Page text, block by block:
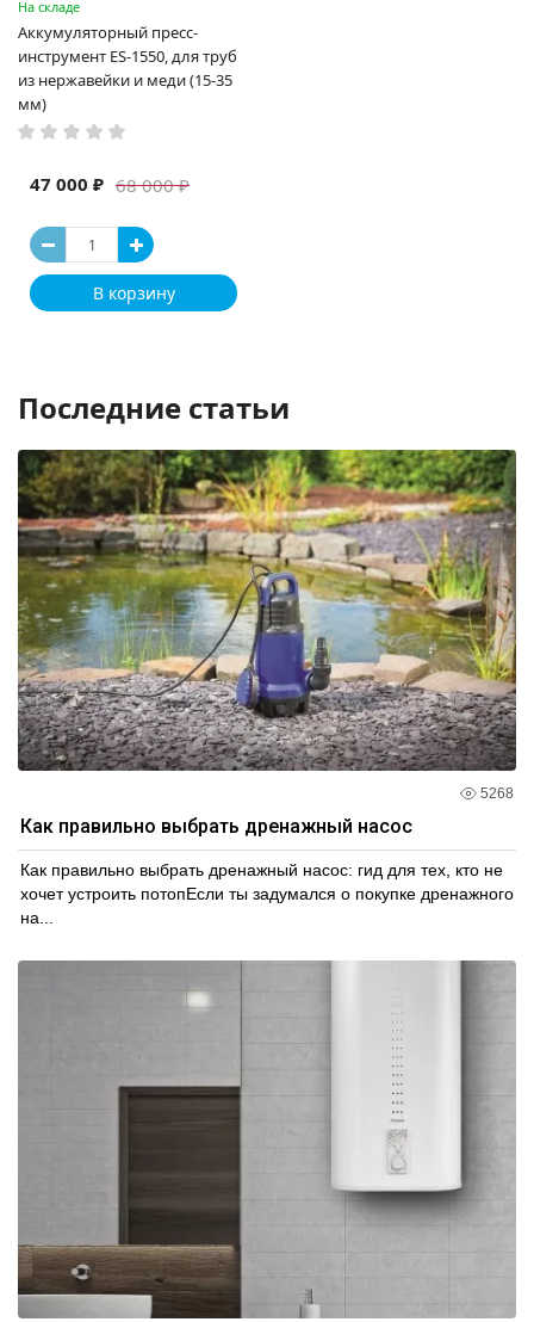
На складе
Аккумуляторный пресс-
инструмент ES-1550, для труб
из нержавейки и меди (15-35
мм)
68 000 ₽
47 000 ₽
В корзину
Последние статьи
5268
Как правильно выбрать дренажный насос
Как правильно выбрать дренажный насос: гид для тех, кто не
хочет устроить потопЕсли ты задумался о покупке дренажного
на...